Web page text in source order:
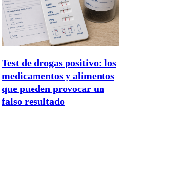
Test de drogas positivo: los
medicamentos y alimentos
que pueden provocar un
falso resultado